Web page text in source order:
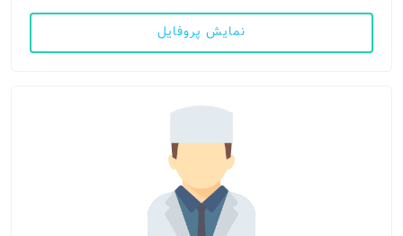
نمایش پروفایل